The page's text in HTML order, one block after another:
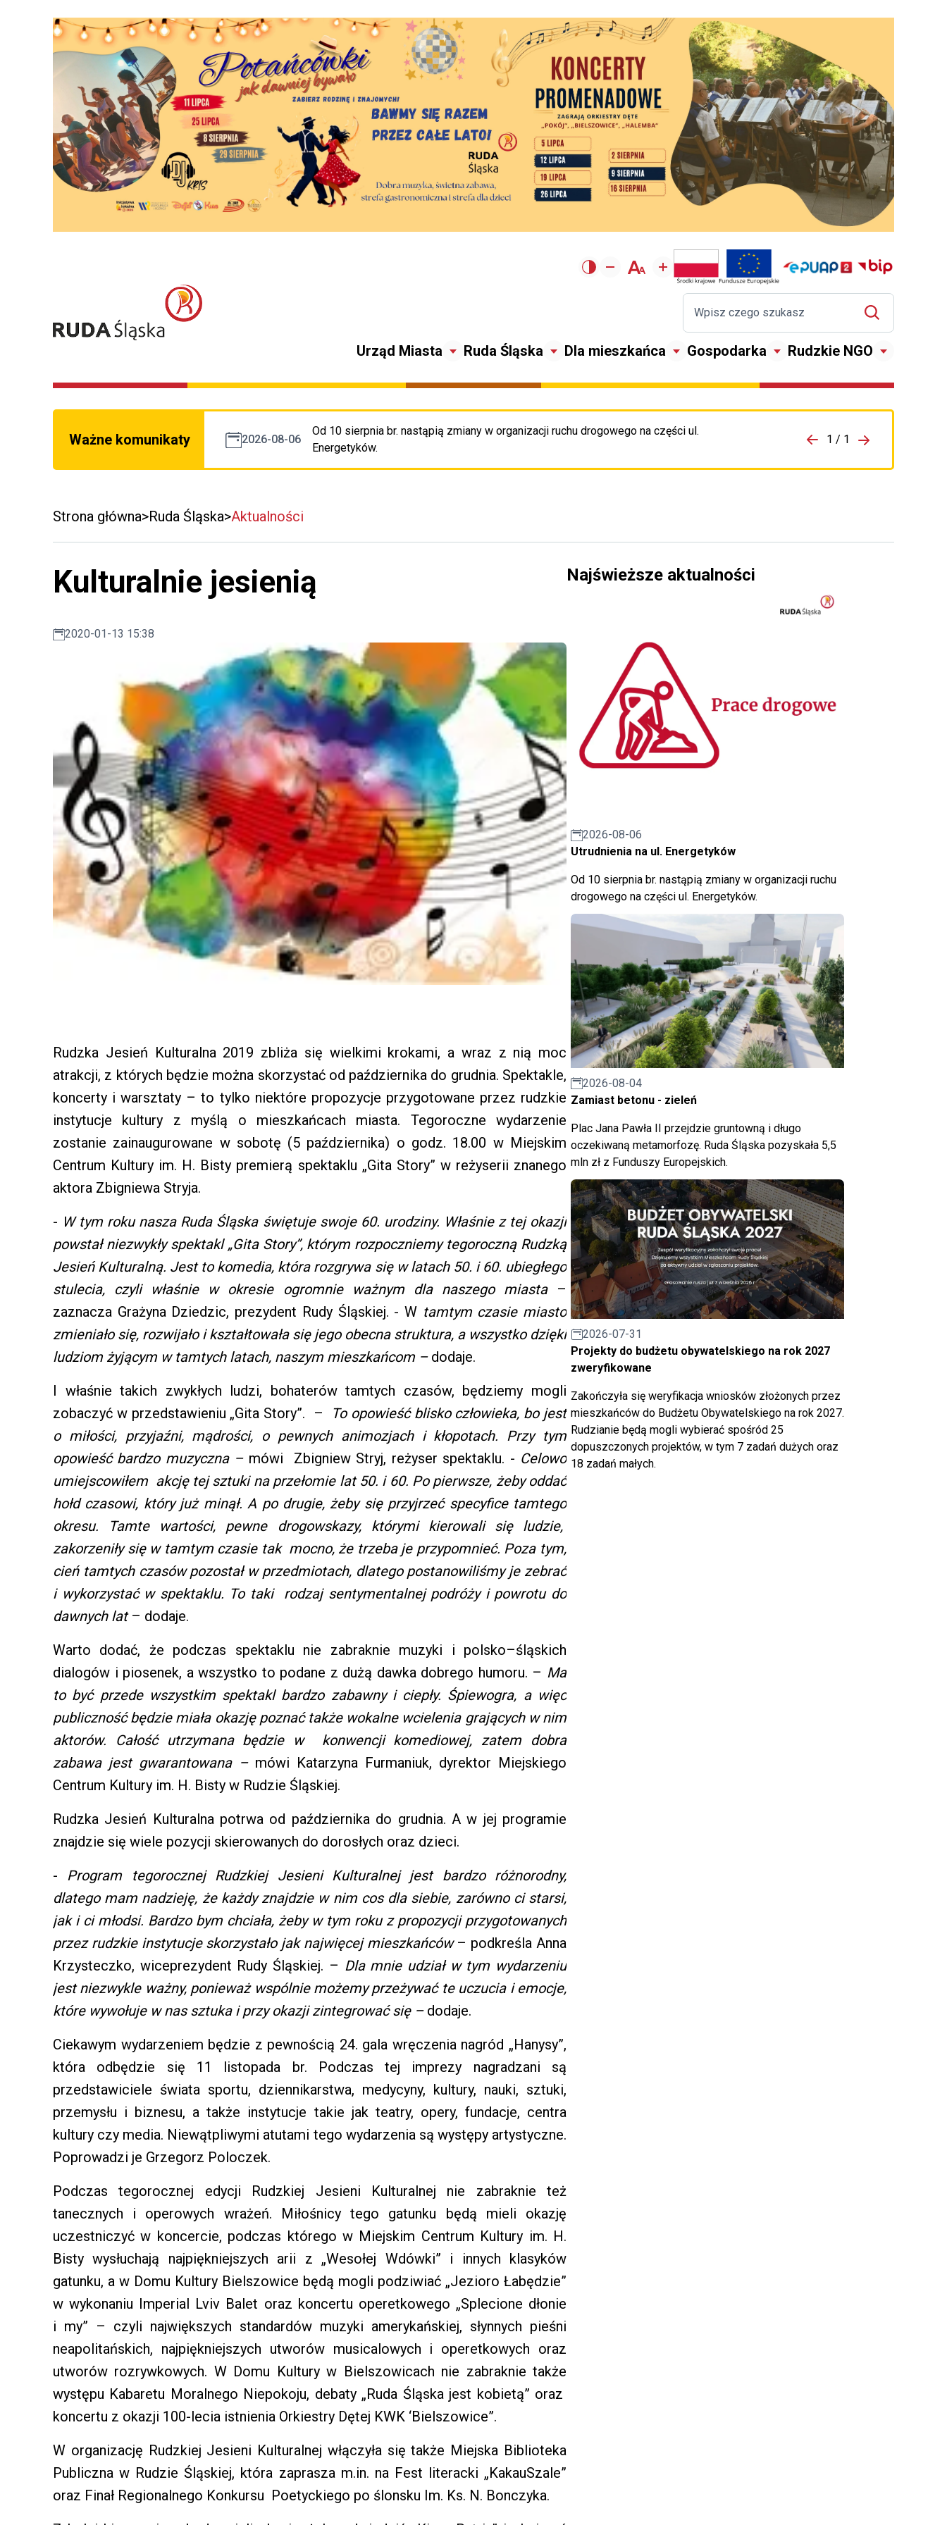
Urząd Miasta Ruda Śląska Dla mieszkańca Gospodarka Rudzkie NGO
Ważne komunikaty 2026-08-06
Od 10 sierpnia br. nastąpią zmiany w organizacji ruchu drogowego na części ul.
Energetyków.
Przejdź do porzpedniego komunikatu 1 / 1
Przejdź do
Strona główna Ruda Śląska Aktualności
Kulturalnie jesienią
2020-01-13 15:38
Rudzka Jesień Kulturalna 2019 zbliża się wielkimi krokami, a wraz z nią moc
atrakcji, z których będzie można skorzystać od października do grudnia. Spektakle,
koncerty i warsztaty – to tylko niektóre propozycje przygotowane przez rudzkie
instytucje kultury z myślą o mieszkańcach miasta. Tegoroczne wydarzenie
zostanie zainaugurowane w sobotę (5 października) o godz. 18.00 w Miejskim
Centrum Kultury im. H. Bisty premierą spektaklu „Gita Story” w reżyserii znanego
aktora Zbigniewa Stryja.
- W tym roku nasza Ruda Śląska świętuje swoje 60. urodziny. Właśnie z tej okazji
powstał niezwykły spektakl „Gita Story”, którym rozpoczniemy tegoroczną Rudzką
Jesień Kulturalną. Jest to komedia, która rozgrywa się w latach 50. i 60. ubiegłego
stulecia, czyli właśnie w okresie ogromnie ważnym dla naszego miasta –
zaznacza Grażyna Dziedzic, prezydent Rudy Śląskiej. - Wtamtym czasie miasto
zmieniało się, rozwijało i kształtowała się jego obecna struktura, a wszystko dzięki
ludziom żyjącym w tamtych latach, naszym mieszkańcom –dodaje.
I właśnie takich zwykłych ludzi, bohaterów tamtych czasów, będziemy mogli
zobaczyć w przedstawieniu „Gita Story”. –
To opowieść blisko człowieka, bo jest
o miłości, przyjaźni, mądrości, o pewnych animozjach i kłopotach. Przy tym
opowieść bardzo muzyczna –mówi Zbigniew Stryj, reżyser spektaklu. - Celowo
umiejscowiłem akcję tej sztuki na przełomie lat 50. i 60. Po pierwsze, żeby oddać
hołd czasowi, który już minął. A po drugie, żeby się przyjrzeć specyfice tamtego
okresu. Tamte wartości, pewne drogowskazy, którymi kierowali się ludzie,
zakorzeniły się w tamtym czasie tak mocno, że trzeba je przypomnieć. Poza tym,
cień tamtych czasów pozostał w przedmiotach, dlatego postanowiliśmy je zebrać
i wykorzystać w spektaklu. To taki rodzaj sentymentalnej podróży i powrotu do
dawnych lat– dodaje.
Warto dodać, że podczas spektaklu nie zabraknie muzyki i polsko–śląskich
dialogów i piosenek, a wszystko to podane z dużą dawka dobrego humoru. – Ma
to być przede wszystkim spektakl bardzo zabawny i ciepły. Śpiewogra, a więc
publiczność będzie miała okazję poznać także wokalne wcielenia grających w nim
aktorów. Całość utrzymana będzie w konwencji komediowej, zatem dobra
zabawa jest gwarantowana –mówi Katarzyna Furmaniuk, dyrektor Miejskiego
Centrum Kultury im. H. Bisty w Rudzie Śląskiej.
Rudzka Jesień Kulturalna potrwa od października do grudnia. A w jej programie
znajdzie się wiele pozycji skierowanych do dorosłych oraz dzieci.
- Program tegorocznej Rudzkiej Jesieni Kulturalnej jest bardzo różnorodny,
dlatego mam nadzieję, że każdy znajdzie w nim cos dla siebie, zarówno ci starsi,
jak i ci młodsi. Bardzo bym chciała, żeby w tym roku z propozycji przygotowanych
przez rudzkie instytucje skorzystało jak najwięcej mieszkańców– podkreśla Anna
Krzysteczko, wiceprezydent Rudy Śląskiej. – Dla mnie udział w tym wydarzeniu
jest niezwykle ważny, ponieważ wspólnie możemy przeżywać te uczucia i emocje,
które wywołuje w nas sztuka i przy okazji zintegrować się – dodaje.
Ciekawym wydarzeniem będzie z pewnością 24. gala wręczenia nagród „Hanysy”,
która odbędzie się 11 listopada br. Podczas tej imprezy nagradzani są
przedstawiciele świata sportu, dziennikarstwa, medycyny, kultury, nauki, sztuki,
przemysłu i biznesu, a także instytucje takie jak teatry, opery, fundacje, centra
kultury czy media. Niewątpliwymi atutami tego wydarzenia są występy artystyczne.
Poprowadzi je Grzegorz Poloczek.
Podczas tegorocznej edycji Rudzkiej Jesieni Kulturalnej nie zabraknie też
tanecznych i operowych wrażeń. Miłośnicy tego gatunku będą mieli okazję
uczestniczyć w koncercie, podczas którego w Miejskim Centrum Kultury im. H.
Bisty wysłuchają najpiękniejszych arii z „Wesołej Wdówki” i innych klasyków
gatunku, a w Domu Kultury Bielszowice będą mogli podziwiać „Jezioro Łabędzie”
w wykonaniu Imperial Lviv Balet oraz koncertu operetkowego „Splecione dłonie
i my” – czyli największych standardów muzyki amerykańskiej, słynnych pieśni
neapolitańskich, najpiękniejszych utworów musicalowych i operetkowych oraz
utworów rozrywkowych. W Domu Kultury w Bielszowicach nie zabraknie także
występu Kabaretu Moralnego Niepokoju, debaty „Ruda Śląska jest kobietą” oraz
koncertu z okazji 100-lecia istnienia Orkiestry Dętej KWK ‘Bielszowice”.
W organizację Rudzkiej Jesieni Kulturalnej włączyła się także Miejska Biblioteka
Publiczna w Rudzie Śląskiej, która zaprasza m.in. na Fest literacki „KakauSzale”
oraz Finał Regionalnego Konkursu Poetyckiego po ślonsku Im. Ks. N. Bonczyka.
Najświeższe aktualności
2026-08-06
Utrudnienia na ul. Energetyków
Od 10 sierpnia br. nastąpią zmiany w organizacji ruchu
drogowego na części ul. Energetyków.
2026-08-04
Zamiast betonu - zieleń
Plac Jana Pawła II przejdzie gruntowną i długo
oczekiwaną metamorfozę. Ruda Śląska pozyskała 5,5
mln zł z Funduszy Europejskich.
2026-07-31
Projekty do budżetu obywatelskiego na rok 2027
zweryfikowane
Zakończyła się weryfikacja wniosków złożonych przez
mieszkańców do Budżetu Obywatelskiego na rok 2027.
Rudzianie będą mogli wybierać spośród 25
dopuszczonych projektów, w tym 7 zadań dużych oraz
18 zadań małych.